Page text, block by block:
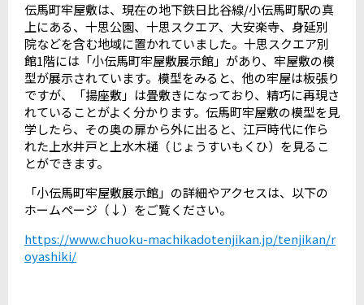
伝馬町牢屋敷は、現在の地下鉄日比谷線/小伝馬町駅の真
上にある、十思公園、十思スクエア、大安楽寺、身延別
院などを含む地域に置かれていました。十思スクエア別
館1階には「小伝馬町牢屋敷展示館」があり、牢屋敷の模
型が展示されています。模型をみると、他の牢屋は板張り
ですが、「揚座敷」は畳敷きになっており、精巧に再現さ
れていることがよく分かります。伝馬町牢屋敷の模型を見
学したら、その奥の扉から外に出ると、江戸時代に作ら
れた上水井戸と上水木樋（じょうすいもくひ）を見るこ
とができます。
「小伝馬町牢屋敷展示館」の詳細やアクセスは、以下の
ホームページ（↓）をご覧ください。
https://www.chuoku-machikadotenjikan.jp/tenjikan/r
oyashiki/